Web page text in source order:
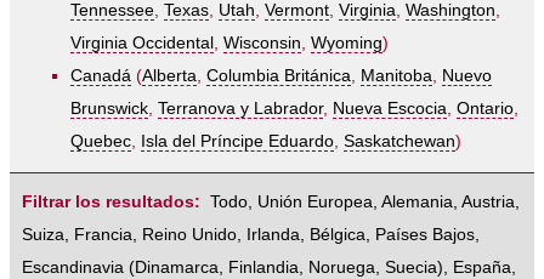
Tennessee, Texas, Utah, Vermont, Virginia, Washington,
Virginia Occidental , Wisconsin, Wyoming)
Canadá (Alberta, Columbia Británica, Manitoba, Nuevo
Brunswick, Terranova y Labrador, Nueva Escocia, Ontario,
Quebec, Isla del Príncipe Eduardo, Saskatchewan)
Filtrar los resultados: Todo, Unión Europea, Alemania, Austria,
Suiza, Francia, Reino Unido, Irlanda, Bélgica, Países Bajos,
Escandinavia (Dinamarca, Finlandia, Noruega, Suecia), España,